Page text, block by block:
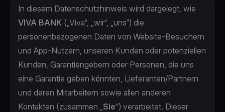
In diesem Datenschutzhinweis wird dargelegt, wie
VIVA BANK („Viva“, „wir“, „uns“) die
personenbezogenen Daten von Website-Besuchern
und App-Nutzern, unseren Kunden oder potenziellen
Kunden, Garantiengebern oder Personen, die uns
eine Garantie geben könnten, Lieferanten/Partnern
und deren Mitarbeitern sowie allen anderen
Kontakten (zusammen „Sie“) verarbeitet. Dieser